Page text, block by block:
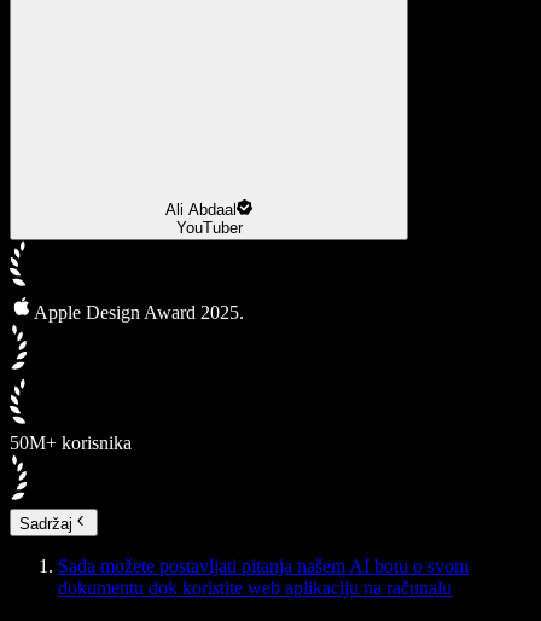
Ali Abdaal
YouTuber
Apple Design Award 2025.
50M+ korisnika
Sadržaj
Sada možete postavljati pitanja našem AI botu o svom
dokumentu dok koristite web aplikaciju na računalu